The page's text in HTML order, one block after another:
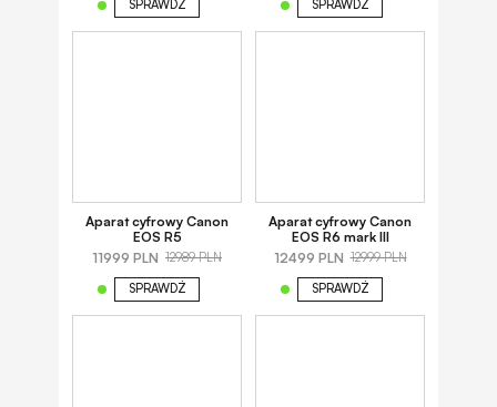
SPRAWDŹ SPRAWDŹ
Aparat cyfrowy Canon
EOS R5
11999 PLN 12989 PLN
SPRAWDŹ
Aparat cyfrowy Canon
EOS R6 mark III
12499 PLN 12999 PLN
SPRAWDŹ